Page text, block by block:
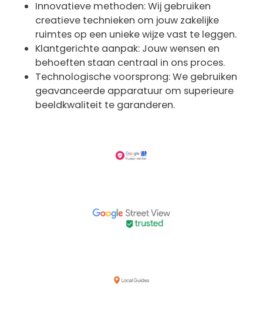
Innovatieve methoden: Wij gebruiken
creatieve technieken om jouw zakelijke
ruimtes op een unieke wijze vast te leggen.
Klantgerichte aanpak: Jouw wensen en
behoeften staan centraal in ons proces.
Technologische voorsprong: We gebruiken
geavanceerde apparatuur om superieure
beeldkwaliteit te garanderen.